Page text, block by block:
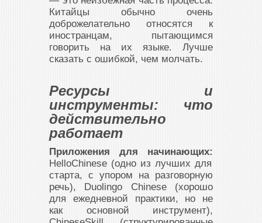
Китайцы обычно очень
доброжелательно относятся к
иностранцам, пытающимся
говорить на их языке. Лучше
сказать с ошибкой, чем молчать.
Ресурсы и
инструменты: что
действительно
работает
Приложения для начинающих:
HelloChinese (одно из лучших для
старта, с упором на разговорную
речь), Duolingo Chinese (хорошо
для ежедневной практики, но не
как основной инструмент),